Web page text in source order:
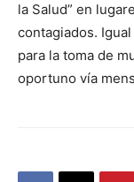
la Salud” en
contagiados.
para la toma de
oportuno vía